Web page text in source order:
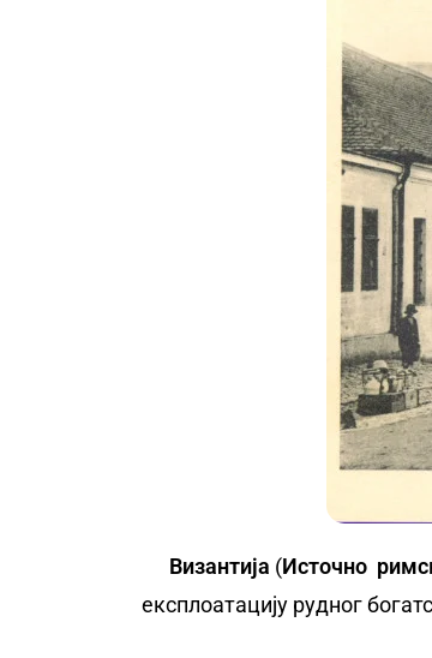
Византија (Источно
експлоатацију рудног